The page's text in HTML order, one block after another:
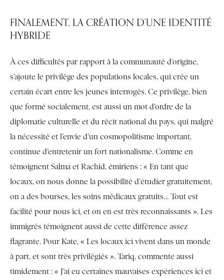
FINALEMENT, LA CRÉATION D’UNE IDENTITÉ
HYBRIDE
À ces difficultés par rapport à la communauté d’origine,
s’ajoute le privilège des populations locales, qui crée un
certain écart entre les jeunes interrogés. Ce privilège, bien
que formé socialement, est aussi un mot d’ordre de la
diplomatie culturelle et du récit national du pays, qui malgré
la nécessité et l’envie d’un cosmopolitisme important,
continue d’entretenir un fort nationalisme. Comme en
témoignent Salma et Rachid, émiriens : « En tant que
locaux, on nous donne la possibilité d’étudier gratuitement,
on a des bourses, les soins médicaux gratuits… Tout est
facilité pour nous ici, et on en est très reconnaissants ». Les
immigrés témoignent aussi de cette différence assez
flagrante. Pour Kate, « Les locaux ici vivent dans un monde
à part, et sont très privilégiés ». Tariq, commente aussi
timidement : « J’ai eu certaines mauvaises expériences ici et